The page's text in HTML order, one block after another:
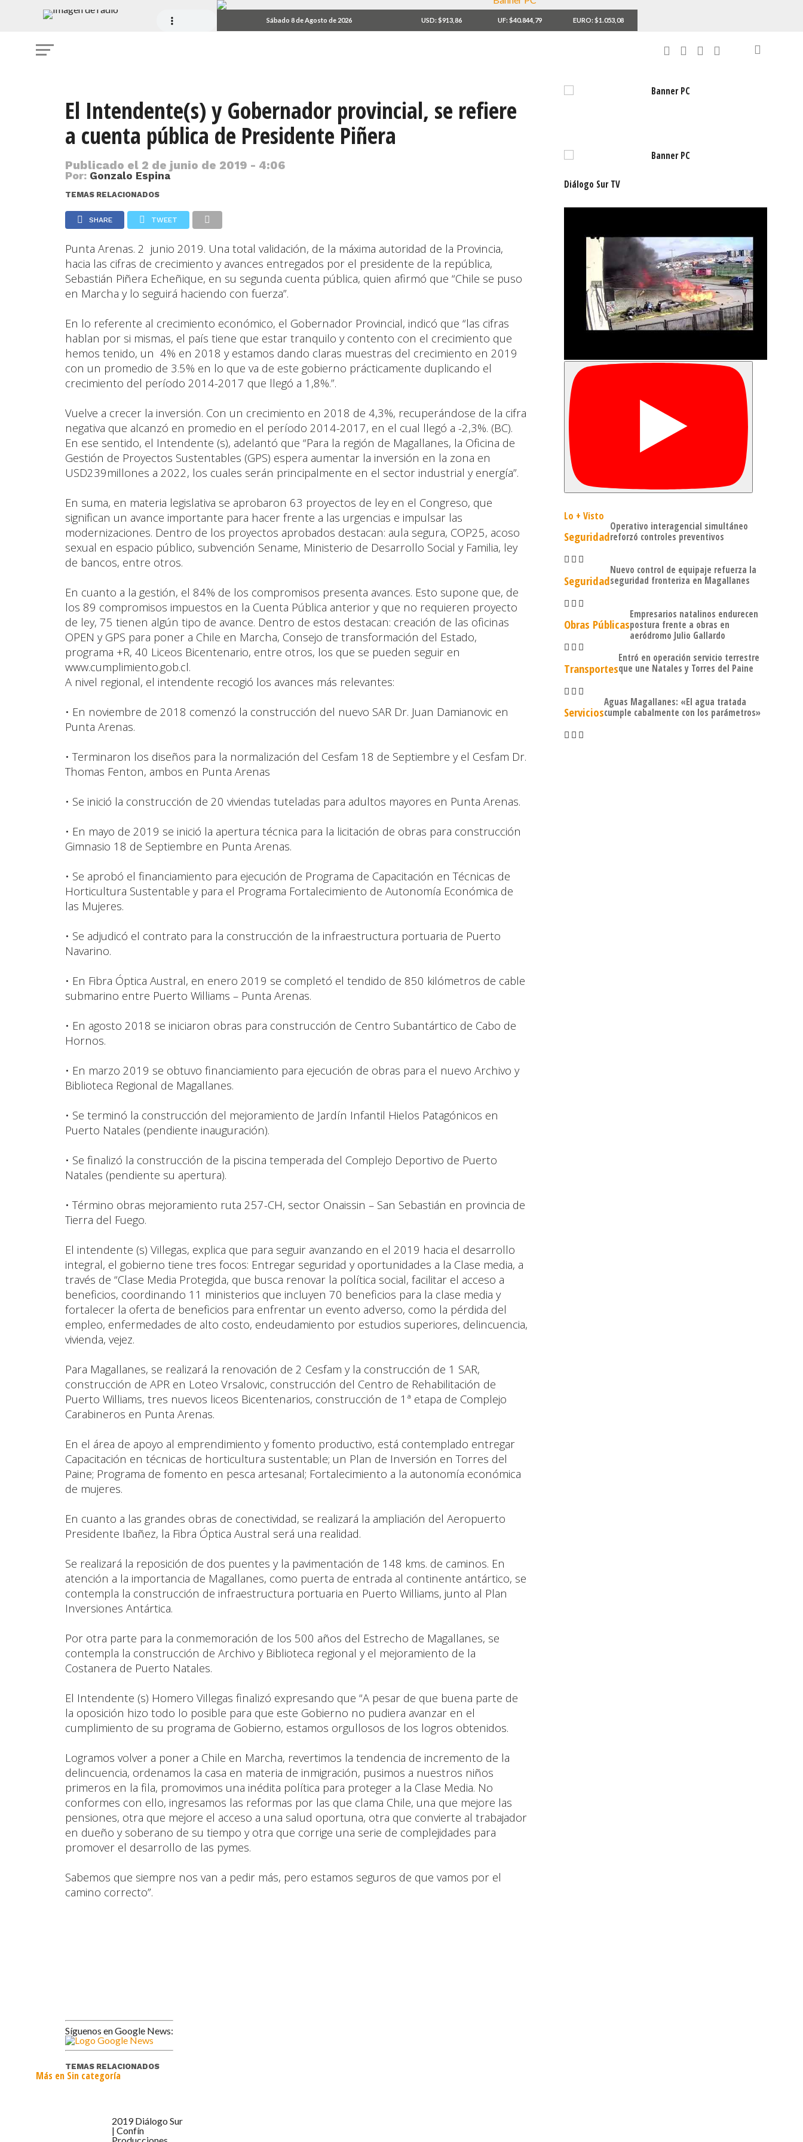
Sábado 8 de Agosto de 2026 USD: $913,86 UF: $40.844,79 EURO: $1.053,08
El Intendente(s) y Gobernador provincial, se refiere
a cuenta pública de Presidente Piñera
Publicado el 2 de junio de 2019 - 4:06
Por: Gonzalo Espina
TEMAS RELACIONADOS
SHARE TWEET
Punta Arenas. 2 junio 2019. Una total validación, de la máxima autoridad de la Provincia,
hacia las cifras de crecimiento y avances entregados por el presidente de la república,
Sebastián Piñera Echeñique, en su segunda cuenta pública, quien afirmó que “Chile se puso
en Marcha y lo seguirá haciendo con fuerza”.
En lo referente al crecimiento económico, el Gobernador Provincial, indicó que “las cifras
hablan por si mismas, el país tiene que estar tranquilo y contento con el crecimiento que
hemos tenido, un 4% en 2018 y estamos dando claras muestras del crecimiento en 2019
con un promedio de 3.5% en lo que va de este gobierno prácticamente duplicando el
crecimiento del período 2014-2017 que llegó a 1,8%.”.
Vuelve a crecer la inversión. Con un crecimiento en 2018 de 4,3%, recuperándose de la cifra
negativa que alcanzó en promedio en el período 2014-2017, en el cual llegó a -2,3%. (BC).
En ese sentido, el Intendente (s), adelantó que “Para la región de Magallanes, la Oficina de
Gestión de Proyectos Sustentables (GPS) espera aumentar la inversión en la zona en
USD239millones a 2022, los cuales serán principalmente en el sector industrial y energía”.
En suma, en materia legislativa se aprobaron 63 proyectos de ley en el Congreso, que
significan un avance importante para hacer frente a las urgencias e impulsar las
modernizaciones. Dentro de los proyectos aprobados destacan: aula segura, COP25, acoso
sexual en espacio público, subvención Sename, Ministerio de Desarrollo Social y Familia, ley
de bancos, entre otros.
En cuanto a la gestión, el 84% de los compromisos presenta avances. Esto supone que, de
los 89 compromisos impuestos en la Cuenta Pública anterior y que no requieren proyecto
de ley, 75 tienen algún tipo de avance. Dentro de estos destacan: creación de las oficinas
OPEN y GPS para poner a Chile en Marcha, Consejo de transformación del Estado,
programa +R, 40 Liceos Bicentenario, entre otros, los que se pueden seguir en
www.cumplimiento.gob.cl.
A nivel regional, el intendente recogió los avances más relevantes:
• En noviembre de 2018 comenzó la construcción del nuevo SAR Dr. Juan Damianovic en
Punta Arenas.
• Terminaron los diseños para la normalización del Cesfam 18 de Septiembre y el Cesfam Dr.
Thomas Fenton, ambos en Punta Arenas
• Se inició la construcción de 20 viviendas tuteladas para adultos mayores en Punta Arenas.
• En mayo de 2019 se inició la apertura técnica para la licitación de obras para construcción
Gimnasio 18 de Septiembre en Punta Arenas.
• Se aprobó el financiamiento para ejecución de Programa de Capacitación en Técnicas de
Horticultura Sustentable y para el Programa Fortalecimiento de Autonomía Económica de
las Mujeres.
• Se adjudicó el contrato para la construcción de la infraestructura portuaria de Puerto
Navarino.
• En Fibra Óptica Austral, en enero 2019 se completó el tendido de 850 kilómetros de cable
submarino entre Puerto Williams – Punta Arenas.
• En agosto 2018 se iniciaron obras para construcción de Centro Subantártico de Cabo de
Hornos.
• En marzo 2019 se obtuvo financiamiento para ejecución de obras para el nuevo Archivo y
Biblioteca Regional de Magallanes.
• Se terminó la construcción del mejoramiento de Jardín Infantil Hielos Patagónicos en
Puerto Natales (pendiente inauguración).
• Se finalizó la construcción de la piscina temperada del Complejo Deportivo de Puerto
Natales (pendiente su apertura).
• Término obras mejoramiento ruta 257-CH, sector Onaissin – San Sebastián en provincia de
Tierra del Fuego.
El intendente (s) Villegas, explica que para seguir avanzando en el 2019 hacia el desarrollo
integral, el gobierno tiene tres focos: Entregar seguridad y oportunidades a la Clase media, a
través de “Clase Media Protegida, que busca renovar la política social, facilitar el acceso a
beneficios, coordinando 11 ministerios que incluyen 70 beneficios para la clase media y
fortalecer la oferta de beneficios para enfrentar un evento adverso, como la pérdida del
empleo, enfermedades de alto costo, endeudamiento por estudios superiores, delincuencia,
vivienda, vejez.
Para Magallanes, se realizará la renovación de 2 Cesfam y la construcción de 1 SAR,
construcción de APR en Loteo Vrsalovic, construcción del Centro de Rehabilitación de
Puerto Williams, tres nuevos liceos Bicentenarios, construcción de 1ª etapa de Complejo
Carabineros en Punta Arenas.
En el área de apoyo al emprendimiento y fomento productivo, está contemplado entregar
Capacitación en técnicas de horticultura sustentable; un Plan de Inversión en Torres del
Paine; Programa de fomento en pesca artesanal; Fortalecimiento a la autonomía económica
de mujeres.
En cuanto a las grandes obras de conectividad, se realizará la ampliación del Aeropuerto
Presidente Ibañez, la Fibra Óptica Austral será una realidad.
Se realizará la reposición de dos puentes y la pavimentación de 148 kms. de caminos. En
atención a la importancia de Magallanes, como puerta de entrada al continente antártico, se
contempla la construcción de infraestructura portuaria en Puerto Williams, junto al Plan
Inversiones Antártica.
Por otra parte para la conmemoración de los 500 años del Estrecho de Magallanes, se
contempla la construcción de Archivo y Biblioteca regional y el mejoramiento de la
Costanera de Puerto Natales.
El Intendente (s) Homero Villegas finalizó expresando que “A pesar de que buena parte de
la oposición hizo todo lo posible para que este Gobierno no pudiera avanzar en el
cumplimiento de su programa de Gobierno, estamos orgullosos de los logros obtenidos.
Logramos volver a poner a Chile en Marcha, revertimos la tendencia de incremento de la
delincuencia, ordenamos la casa en materia de inmigración, pusimos a nuestros niños
primeros en la fila, promovimos una inédita política para proteger a la Clase Media. No
conformes con ello, ingresamos las reformas por las que clama Chile, una que mejore las
pensiones, otra que mejore el acceso a una salud oportuna, otra que convierte al trabajador
en dueño y soberano de su tiempo y otra que corrige una serie de complejidades para
promover el desarrollo de las pymes.
Sabemos que siempre nos van a pedir más, pero estamos seguros de que vamos por el
camino correcto”.
Síguenos en Google News:
TEMAS RELACIONADOS
Más en Sin categoría
Diálogo Sur TV
Lo + Visto
Seguridad
Operativo interagencial simultáneo
reforzó controles preventivos
Seguridad
Nuevo control de equipaje refuerza la
seguridad fronteriza en Magallanes
Obras Públicas
Empresarios natalinos endurecen
postura frente a obras en
aeródromo Julio Gallardo
Transportes
Entró en operación servicio terrestre
que une Natales y Torres del Paine
Servicios
Aguas Magallanes: «El agua tratada
cumple cabalmente con los parámetros»
2019 Diálogo Sur
| Confín